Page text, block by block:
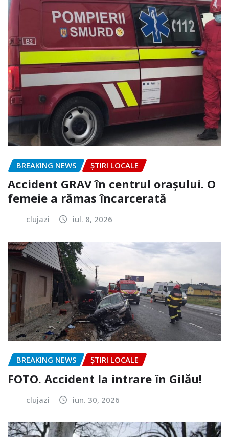
BREAKING NEWS ȘTIRI LOCALE
Accident GRAV în centrul orașului. O
femeie a rămas încarcerată
clujazi iul. 8, 2026
BREAKING NEWS ȘTIRI LOCALE
FOTO. Accident la intrare în Gilău!
clujazi iun. 30, 2026